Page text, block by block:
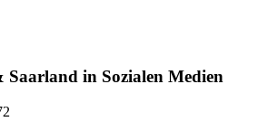
in Sozialen Medien